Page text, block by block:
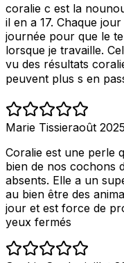
coralie c est la
il en a 17. Chaque
journée pour que le
lorsque je travaille.
vu des résultats
peuvent plus s en
Marie Tissieraoût 2025
Coralie est une perle
bien de nos cochons
absents. Elle a un
au bien être des
jour et est force de
yeux fermés